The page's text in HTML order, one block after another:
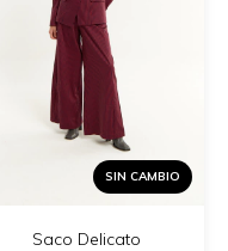
SIN CAMBIO
Saco Delicato